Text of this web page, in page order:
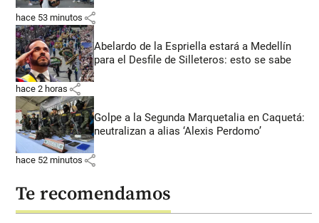
hace 53 minutos share
Abelardo de la Espriella estará a Medellín
para el Desfile de Silleteros: esto se sabe
hace 2 horas share
Golpe a la Segunda Marquetalia en Caquetá:
neutralizan a alias ‘Alexis Perdomo’
hace 52 minutos share
Te recomendamos